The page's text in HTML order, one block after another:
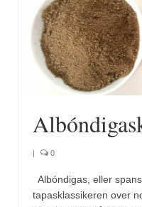
Guindillas
Herbes de
Kjørvel
Løpstikke
Merian
| 0
Albóndigas, eller
tapasklassikeren over